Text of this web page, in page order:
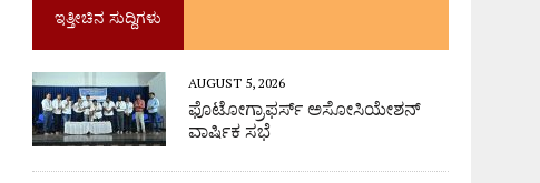
ಇತ್ತೀಚಿನ ಸುದ್ದಿಗಳು
AUGUST 5, 2026
ಫೊಟೋಗ್ರಾಫರ್ಸ್ ಅಸೋಸಿಯೇಶನ್
ವಾರ್ಷಿಕ ಸಭೆ